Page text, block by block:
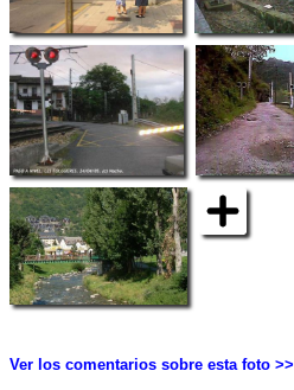
Ver los comentarios sobre esta foto >>